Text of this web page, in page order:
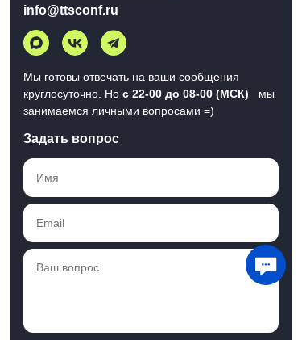
info@ttsconf.ru
Мы готовы отвечать на ваши сообщения
круглосуточно. Но с 22-00 до 08-00 (МСК)
мы
занимаемся личными вопросами =)
Задать вопрос